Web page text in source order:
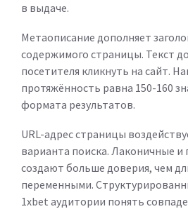
в выдаче.
Метаописание дополняет
содержимого страницы. Текст
посетителя кликнуть на сайт.
протяжённость равна 150-160
формата результатов.
URL-адрес страницы
варианта поиска. Лаконичные и
создают больше доверия, чем
переменными.
1xbet аудитории понять